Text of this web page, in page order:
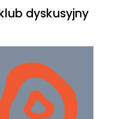
dyskusyjny